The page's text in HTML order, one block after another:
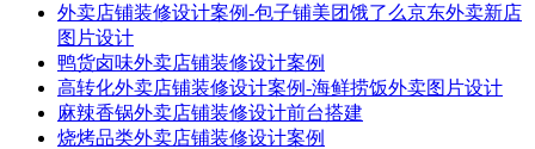
外卖店铺装修设计案例-包子铺美团饿了么京东外卖新店
图片设计
鸭货卤味外卖店铺装修设计案例
高转化外卖店铺装修设计案例-海鲜捞饭外卖图片设计
麻辣香锅外卖店铺装修设计前台搭建
烧烤品类外卖店铺装修设计案例